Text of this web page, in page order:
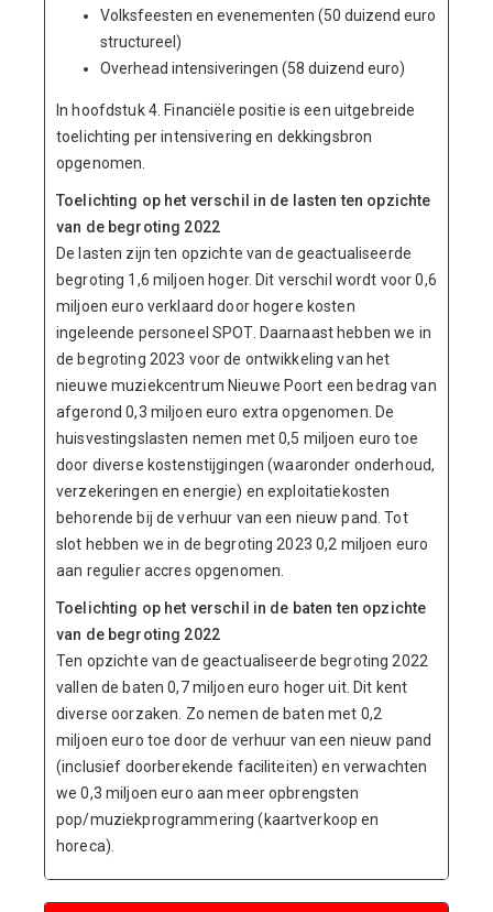
Volksfeesten en evenementen (50 duizend euro
structureel)
Overhead intensiveringen (58 duizend euro)
In hoofdstuk 4. Financiële positie is een uitgebreide
toelichting per intensivering en dekkingsbron
opgenomen.
Toelichting op het verschil in de lasten ten opzichte
van de begroting 2022
De lasten zijn ten opzichte van de geactualiseerde
begroting 1,6 miljoen hoger. Dit verschil wordt voor 0,6
miljoen euro verklaard door hogere kosten
ingeleende personeel SPOT. Daarnaast hebben we in
de begroting 2023 voor de ontwikkeling van het
nieuwe muziekcentrum Nieuwe Poort een bedrag van
afgerond 0,3 miljoen euro extra opgenomen. De
huisvestingslasten nemen met 0,5 miljoen euro toe
door diverse kostenstijgingen (waaronder onderhoud,
verzekeringen en energie) en exploitatiekosten
behorende bij de verhuur van een nieuw pand. Tot
slot hebben we in de begroting 2023 0,2 miljoen euro
aan regulier accres opgenomen.
Toelichting op het verschil in de baten ten opzichte
van de begroting 2022
Ten opzichte van de geactualiseerde begroting 2022
vallen de baten 0,7 miljoen euro hoger uit. Dit kent
diverse oorzaken. Zo nemen de baten met 0,2
miljoen euro toe door de verhuur van een nieuw pand
(inclusief doorberekende faciliteiten) en verwachten
we 0,3 miljoen euro aan meer opbrengsten
pop/muziekprogrammering (kaartverkoop en
horeca).